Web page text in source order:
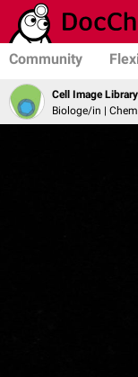
Community
Cell Image Library
Biologe/in |